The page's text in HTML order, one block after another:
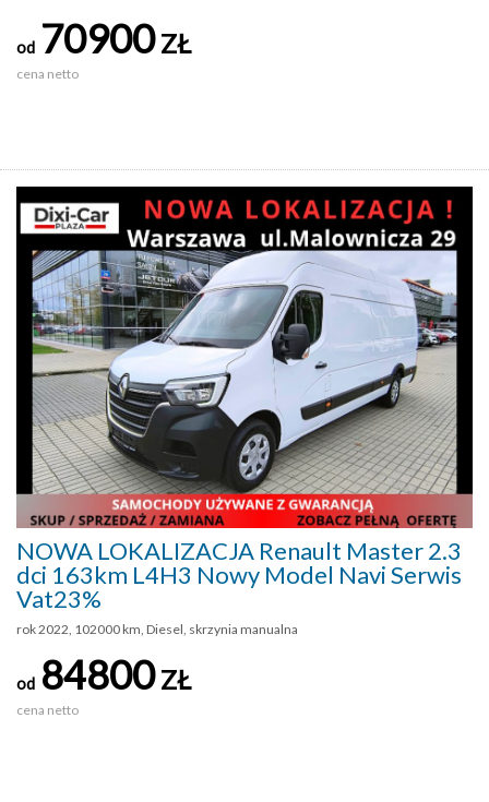
od 70900ZŁ
cena netto
NOWA LOKALIZACJA Renault Master 2.3
dci 163km L4H3 Nowy Model Navi Serwis
Vat23%
rok 2022, 102000 km, Diesel, skrzynia manualna
od 84800ZŁ
cena netto